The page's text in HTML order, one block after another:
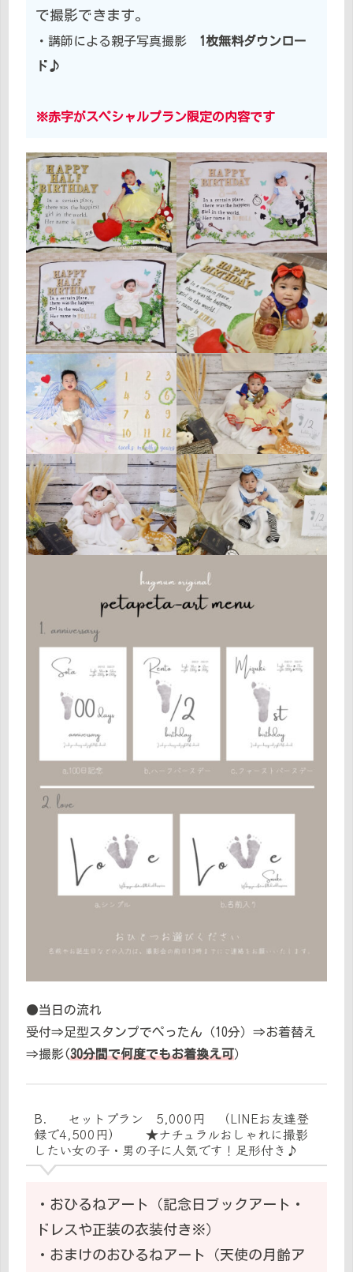
で撮影できます。
・講師による親子写真撮影 1枚無料ダウンロー
ド♪
※赤字がスペシャルプラン限定の内容です
●当日の流れ
受付⇒足型スタンプでぺったん（10分）⇒お着替え
⇒撮影(30分間で何度でもお着換え可）
B． セットプラン 5,000円 （LINEお友達登
録で4,500円） ★ナチュラルおしゃれに撮影
したい女の子・男の子に人気です！足形付き♪
・おひるねアート（記念日ブックアート・
ドレスや正装の衣装付き※）
・おまけのおひるねアート（天使の月齢ア